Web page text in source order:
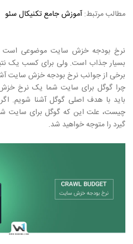
مطالب مرتبط:آموزش جامع تکنیکال سئو
نرخ بودجه خزش سایت موضوعی است که
بسیار جذاب است. ولی برای کسب یک
برخی از جوانب نرخ بودجه خزش سایت
چرا گوگل برای سایت شما یک نرخ
باید با هدف اصلی گوگل آشنا شویم.
چیست، علت این که گوگل برای سایت
گیرد را متوجه خواهید شد.